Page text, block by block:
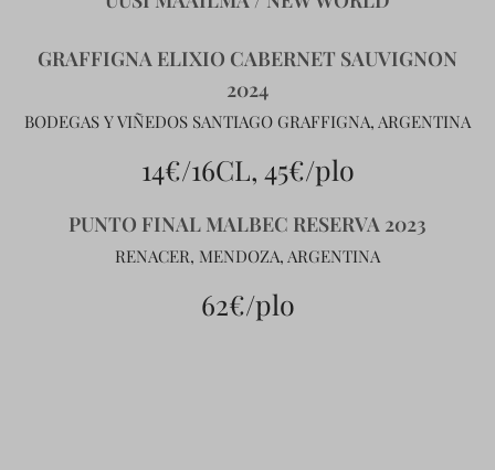
GRAFFIGNA ELIXIO CABERNET SAUVIGNON
2024
BODEGAS Y VIÑEDOS SANTIAGO GRAFFIGNA, ARGENTINA
14€/16CL, 45€/plo
PUNTO FINAL MALBEC RESERVA 2023
RENACER, MENDOZA, ARGENTINA
62€/plo